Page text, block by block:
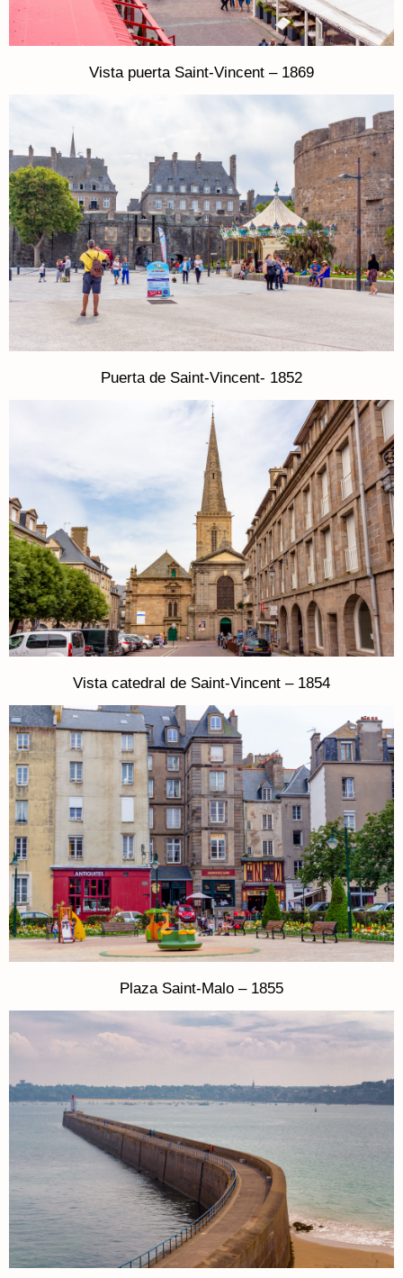
Vista puerta Saint-Vincent – 1869
Puerta de Saint-Vincent- 1852
Vista catedral de Saint-Vincent – 1854
Plaza Saint-Malo – 1855